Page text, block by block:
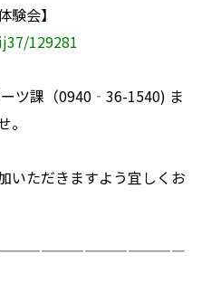
験会】
129281
ツ課（0940‐36-1540) ま
いただきますよう宜しくお